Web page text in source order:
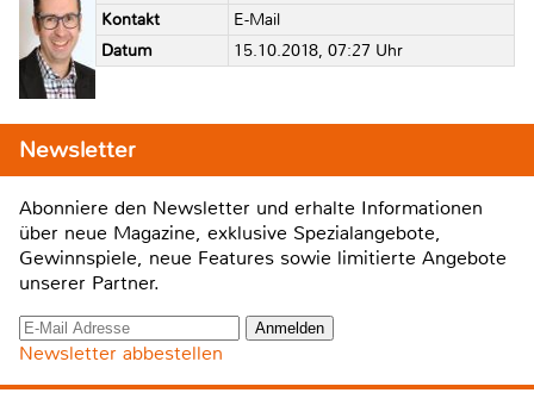
Kontakt
E-Mail
Datum
15.10.2018, 07:27 Uhr
Newsletter
Abonniere den Newsletter und erhalte Informationen
über neue Magazine, exklusive Spezialangebote,
Gewinnspiele, neue Features sowie limitierte Angebote
unserer Partner.
Newsletter abbestellen